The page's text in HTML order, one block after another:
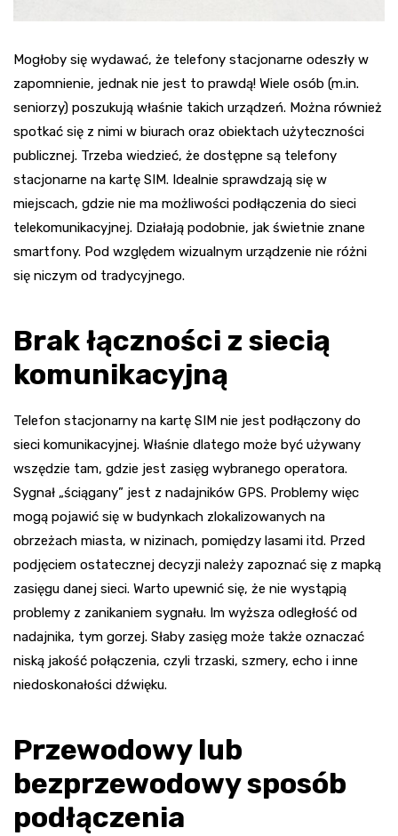
Mogłoby się wydawać, że telefony stacjonarne odeszły w
zapomnienie, jednak nie jest to prawdą! Wiele osób (m.in.
seniorzy) poszukują właśnie takich urządzeń. Można również
spotkać się z nimi w biurach oraz obiektach użyteczności
publicznej. Trzeba wiedzieć, że dostępne są telefony
stacjonarne na kartę SIM. Idealnie sprawdzają się w
miejscach, gdzie nie ma możliwości podłączenia do sieci
telekomunikacyjnej. Działają podobnie, jak świetnie znane
smartfony. Pod względem wizualnym urządzenie nie różni
się niczym od tradycyjnego.
Brak łączności z siecią
komunikacyjną
Telefon stacjonarny na kartę SIM nie jest podłączony do
sieci komunikacyjnej. Właśnie dlatego może być używany
wszędzie tam, gdzie jest zasięg wybranego operatora.
Sygnał „ściągany” jest z nadajników GPS. Problemy więc
mogą pojawić się w budynkach zlokalizowanych na
obrzeżach miasta, w nizinach, pomiędzy lasami itd. Przed
podjęciem ostatecznej decyzji należy zapoznać się z mapką
zasięgu danej sieci. Warto upewnić się, że nie wystąpią
problemy z zanikaniem sygnału. Im wyższa odległość od
nadajnika, tym gorzej. Słaby zasięg może także oznaczać
niską jakość połączenia, czyli trzaski, szmery, echo i inne
niedoskonałości dźwięku.
Przewodowy lub
bezprzewodowy sposób
podłączenia